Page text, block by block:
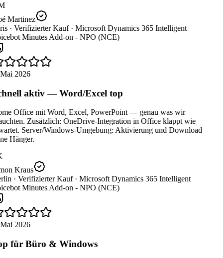
Martinez
· Verifizierter Kauf · Microsoft Dynamics 365 Intelligent
Minutes Add-on - NPO (NCE)
2026
aktiv — Word/Excel top
Office mit Word, Excel, PowerPoint — genau was wir
Zusätzlich: OneDrive-Integration in Office klappt wie
Server/Windows-Umgebung: Aktivierung und Download
Hänger.
Kraus
· Verifizierter Kauf · Microsoft Dynamics 365 Intelligent
Minutes Add-on - NPO (NCE)
2026
für Büro & Windows